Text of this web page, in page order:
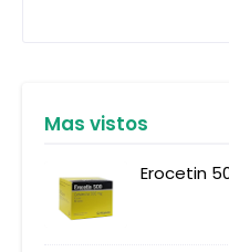
Mas vistos
Erocetin